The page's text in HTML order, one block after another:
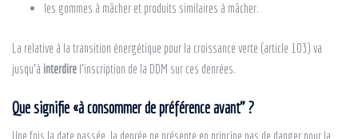
les gommes à mâcher et produits similaires à mâcher.
La relative à la transition énergétique pour la croissance verte (article 103) va
jusqu’à interdire l’inscription de la DDM sur ces denrées.
Quesignifie «àconsommer de préférence avant” ?
Une fois la date passée, la denrée ne présente en principe pas de danger pour la